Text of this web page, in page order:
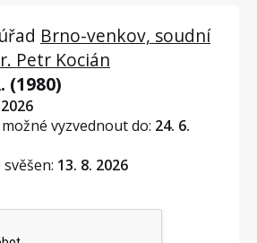
Brno-venkov, soudní
Petr Kocián
(1980)
vyzvednout do: 24. 6.
13. 8. 2026